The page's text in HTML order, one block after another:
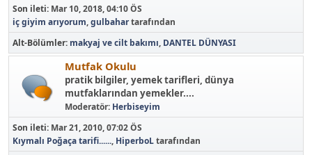
Son ileti: Mar 10, 2018, 04:10 ÖS
iç giyim arıyorum,gulbahartarafından
Alt-Bölümler makyaj ve cilt bakımı DANTEL DÜNYASI
Mutfak Okulu
pratik bilgiler, yemek tarifleri, dünya
mutfaklarından yemekler....
Moderatör: Herbiseyim
Son ileti: Mar 21, 2010, 07:02 ÖS
Kıymalı Poğaça tarifi......, HiperboLtarafından